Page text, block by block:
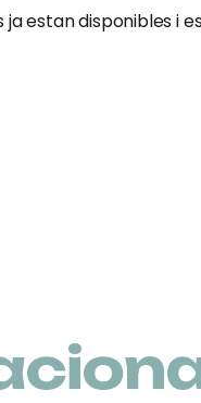
ja estan disponibles i